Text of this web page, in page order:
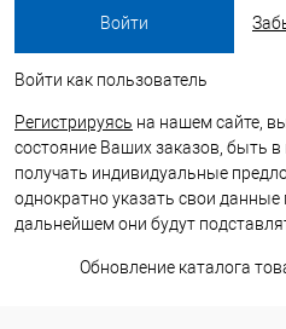
Войти как пользователь
Регистрируясь на нашем сайте,
состояние Ваших заказов, быть в
получать индивидуальные
однократно указать свои данные
дальнейшем они будут
Обновление каталога